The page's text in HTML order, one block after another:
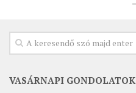
VASÁRNAPI GONDOLATOK